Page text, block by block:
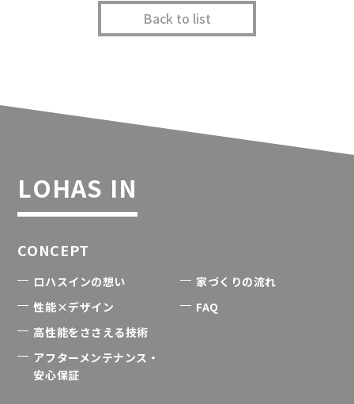
Back to list
LOHAS IN
CONCEPT
ロハスインの想い
性能×デザイン
高性能をささえる技術
アフターメンテナンス・
安心保証
家づくりの流れ
FAQ